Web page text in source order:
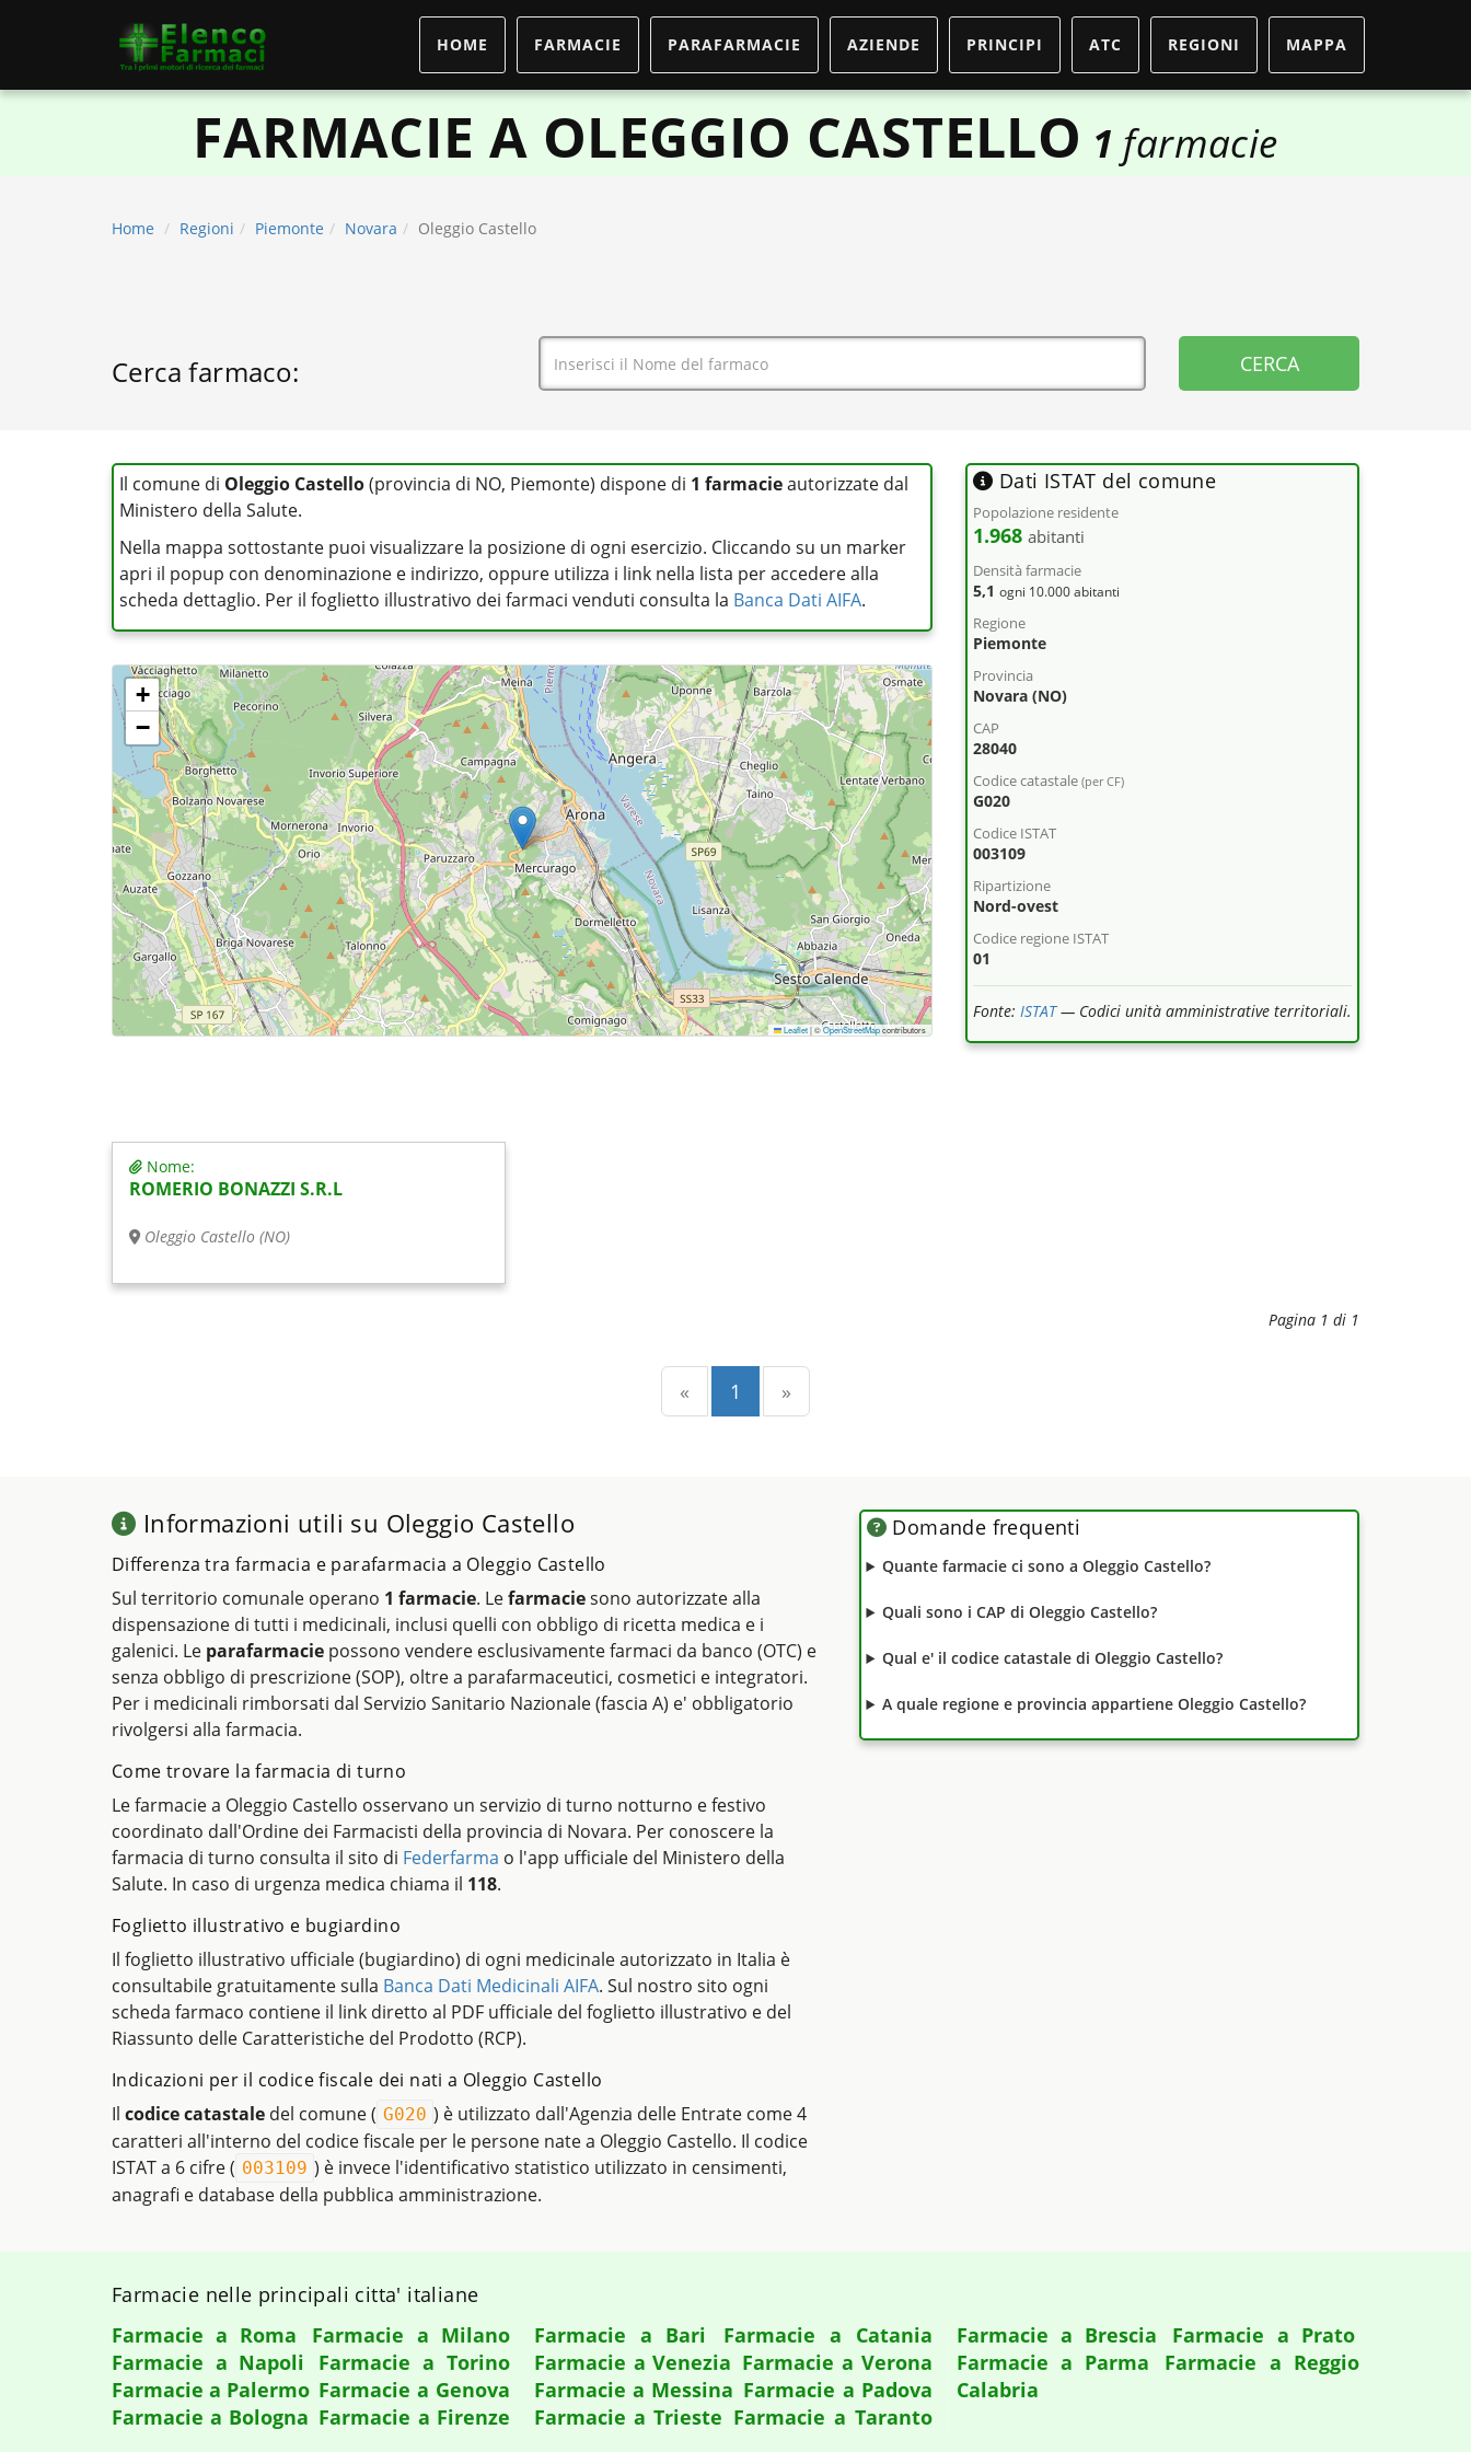
HOME FARMACIE PARAFARMACIE AZIENDE PRINCIPI ATC REGIONI MAPPA
FARMACIE A OLEGGIO CASTELLO 1 farmacie
Home Regioni Piemonte Novara Oleggio Castello
Cerca farmaco:
Il comune di Oleggio Castello(provincia di NO, Piemonte) dispone di 1 farmacieautorizzate dal
Ministero della Salute.
Nella mappa sottostante puoi visualizzare la posizione di ogni esercizio. Cliccando su un marker
apri il popup con denominazione e indirizzo, oppure utilizza i link nella lista per accedere alla
scheda dettaglio. Per il foglietto illustrativo dei farmaci venduti consulta la Banca Dati AIFA.
+
−
Leaflet|©OpenStreetMapcontributors
Dati ISTAT del comune
Popolazione residente
1.968 abitanti
Densità farmacie
5,1 ogni 10.000 abitanti
Regione
Piemonte
Provincia
Novara (NO)
CAP
28040
Codice catastale (per CF)
G020
Codice ISTAT
003109
Ripartizione
Nord-ovest
Codice regione ISTAT
01
Fonte: ISTAT— Codici unità amministrative territoriali.
Nome:
ROMERIO BONAZZI S.R.L
Oleggio Castello (NO)
Pagina 1 di 1
« Precedente
1 (current)
»
Informazioni utili su Oleggio Castello
Differenza tra farmacia e parafarmacia a Oleggio Castello
Sul territorio comunale operano 1 farmacie. Lefarmaciesono autorizzate alla
dispensazione di tutti i medicinali, inclusi quelli con obbligo di ricetta medica e i
galenici. Le parafarmacie possono vendere esclusivamente farmaci da banco (OTC) e
senza obbligo di prescrizione (SOP), oltre a parafarmaceutici, cosmetici e integratori.
Per i medicinali rimborsati dal Servizio Sanitario Nazionale (fascia A) e' obbligatorio
rivolgersi alla farmacia.
Come trovare la farmacia di turno
Le farmacie a Oleggio Castello osservano un servizio di turno notturno e festivo
coordinato dall'Ordine dei Farmacisti della provincia di Novara. Per conoscere la
farmacia di turno consulta il sito di Federfarma o l'app ufficiale del Ministero della
Salute. In caso di urgenza medica chiama il 118.
Foglietto illustrativo e bugiardino
Il foglietto illustrativo ufficiale (bugiardino) di ogni medicinale autorizzato in Italia è
consultabile gratuitamente sulla Banca Dati Medicinali AIFA. Sul nostro sito ogni
scheda farmaco contiene il link diretto al PDF ufficiale del foglietto illustrativo e del
Riassunto delle Caratteristiche del Prodotto (RCP).
Indicazioni per il codice fiscale dei nati a Oleggio Castello
Il codice catastale del comune ( G020 ) è utilizzato dall'Agenzia delle Entrate come 4
caratteri all'interno del codice fiscale per le persone nate a Oleggio Castello. Il codice
ISTAT a 6 cifre ( 003109 ) è invece l'identificativo statistico utilizzato in censimenti,
anagrafi e database della pubblica amministrazione.
Domande frequenti
Quante farmacie ci sono a Oleggio Castello?
Quali sono i CAP di Oleggio Castello?
Qual e' il codice catastale di Oleggio Castello?
A quale regione e provincia appartiene Oleggio Castello?
Farmacie nelle principali citta' italiane
Farmacie a Roma
Farmacie a Milano
Farmacie a Napoli
Farmacie a Torino
Farmacie a Palermo Farmacie a Genova
Farmacie a Bologna Farmacie a Firenze
Farmacie a Bari
Farmacie a Catania
Farmacie a Venezia Farmacie a Verona
Farmacie a Messina Farmacie a Padova
Farmacie a Trieste Farmacie a Taranto
Farmacie a Brescia
Farmacie a Prato
Farmacie a Parma
Farmacie a Reggio
Calabria